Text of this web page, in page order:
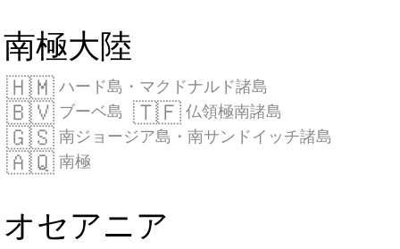
南極大陸
🇭🇲 ハード島・マクドナルド諸島
🇧🇻 ブーベ島 🇹🇫 仏領極南諸島
🇬🇸 南ジョージア島・南サンドイッチ諸島
🇦🇶 南極
オセアニア